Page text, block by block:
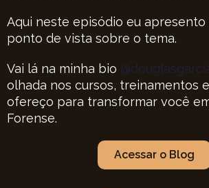
Aqui neste episódio eu apresento
ponto de vista sobre o tema.
Vai lá na minha bio
olhada nos cursos, treinamentos
ofereço para transformar você
Forense.
Acessar o Blog